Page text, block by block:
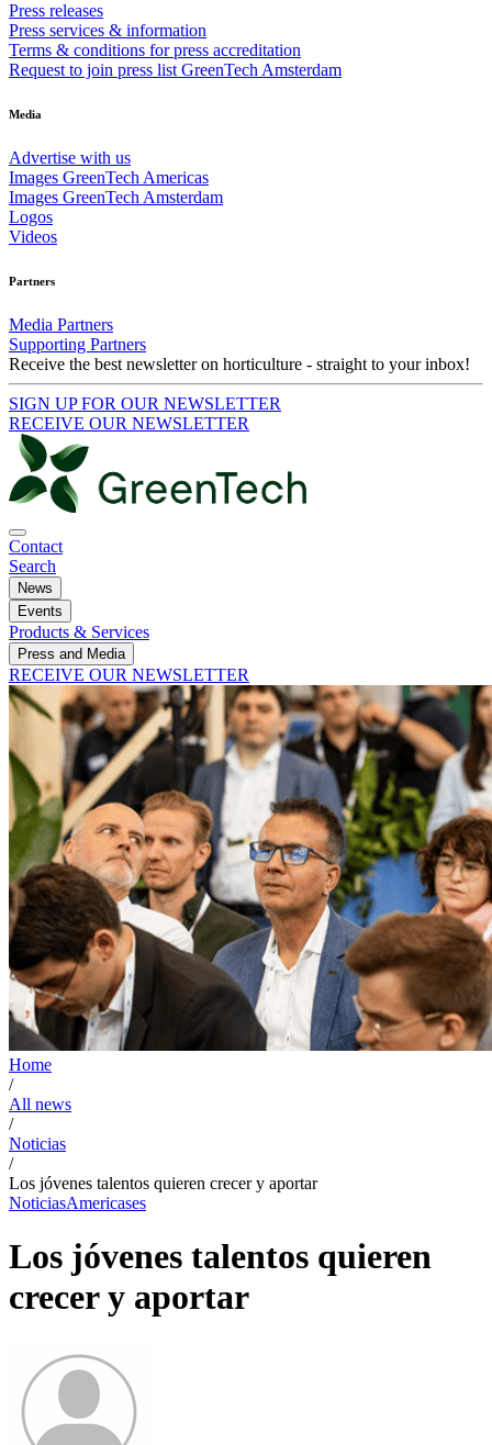
Press releases
Press services & information
Terms & conditions for press accreditation
Request to join press list GreenTech Amsterdam
Media
Advertise with us
Images GreenTech Americas
Images GreenTech Amsterdam
Logos
Videos
Partners
Media Partners
Supporting Partners
Receive the best newsletter on horticulture - straight to your inbox!
SIGN UP FOR OUR NEWSLETTER
RECEIVE OUR NEWSLETTER
Contact
Search
News
Events
Products & Services
Press and Media
RECEIVE OUR NEWSLETTER
Home
/
All news
/
Noticias
/
Los jóvenes talentos quieren crecer y aportar
NoticiasAmericases
Los jóvenes talentos quieren
crecer y aportar